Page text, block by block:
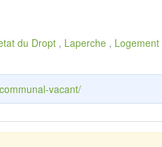
du Dropt , Laperche , Logement
vacant/